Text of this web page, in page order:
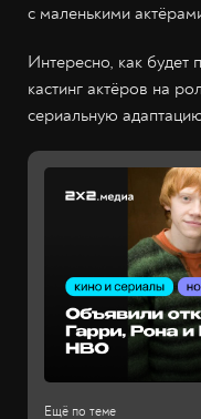
с маленькими
Интересно, как будет
кастинг актёров на
сериальную